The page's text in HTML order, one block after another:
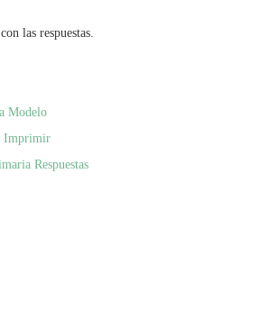
las respuestas.
Modelo
Imprimir
Respuestas